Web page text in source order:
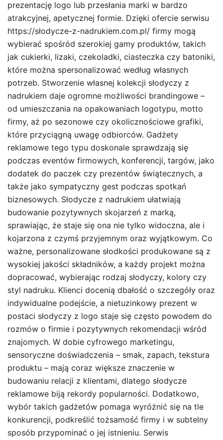
prezentację logo lub przesłania marki w bardzo
atrakcyjnej, apetycznej formie. Dzięki ofercie serwisu
https://słodycze-z-nadrukiem.com.pl/ firmy mogą
wybierać spośród szerokiej gamy produktów, takich
jak cukierki, lizaki, czekoladki, ciasteczka czy batoniki,
które można spersonalizować według własnych
potrzeb. Stworzenie własnej kolekcji słodyczy z
nadrukiem daje ogromne możliwości brandingowe –
od umieszczania na opakowaniach logotypu, motto
firmy, aż po sezonowe czy okolicznościowe grafiki,
które przyciągną uwagę odbiorców. Gadżety
reklamowe tego typu doskonale sprawdzają się
podczas eventów firmowych, konferencji, targów, jako
dodatek do paczek czy prezentów świątecznych, a
także jako sympatyczny gest podczas spotkań
biznesowych. Słodycze z nadrukiem ułatwiają
budowanie pozytywnych skojarzeń z marką,
sprawiając, że staje się ona nie tylko widoczna, ale i
kojarzona z czymś przyjemnym oraz wyjątkowym. Co
ważne, personalizowane słodkości produkowane są z
wysokiej jakości składników, a każdy projekt można
dopracować, wybierając rodzaj słodyczy, kolory czy
styl nadruku. Klienci docenią dbałość o szczegóły oraz
indywidualne podejście, a nietuzinkowy prezent w
postaci słodyczy z logo staje się często powodem do
rozmów o firmie i pozytywnych rekomendacji wśród
znajomych. W dobie cyfrowego marketingu,
sensoryczne doświadczenia – smak, zapach, tekstura
produktu – mają coraz większe znaczenie w
budowaniu relacji z klientami, dlatego słodycze
reklamowe biją rekordy popularności. Dodatkowo,
wybór takich gadżetów pomaga wyróżnić się na tle
konkurencji, podkreślić tożsamość firmy i w subtelny
sposób przypominać o jej istnieniu. Serwis